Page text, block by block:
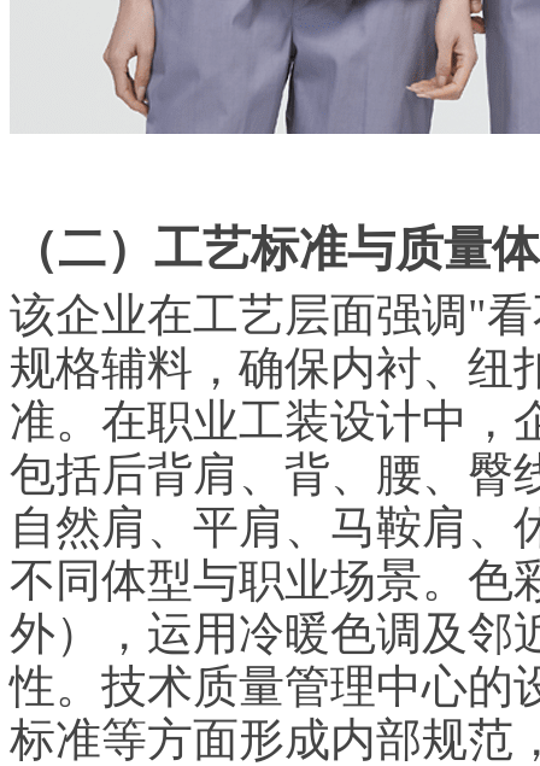
（二）工艺标准与质量
该企业在工艺层面强调"
规格辅料，确保内衬、纽
准。在职业工装设计中，
包括后背肩、背、腰、臀
自然肩、平肩、马鞍肩、
不同体型与职业场景。色
外），运用冷暖色调及邻
性。技术质量管理中心的
标准等方面形成内部规范